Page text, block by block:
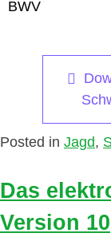
BWV
Posted in Jagd,
Das
Version 10